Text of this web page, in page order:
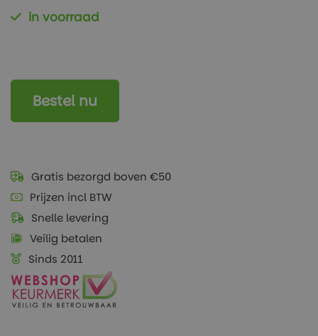
in voorraad
Bestel nu
Gratis bezorgd boven €50
Prijzen incl BTW
Snelle levering
Veilig betalen
Sinds 2011